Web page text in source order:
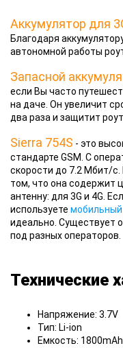
Аккумулятор для
Благодаря
автономной работы
Запасной
если Вы часто
на даче. Он увеличит
два раза и защитит
Sierra 754S - это
стандарте GSM. С
скорости до 7.2 Мбит/
том, что она содержит
антенну: для 3G и 4G.
используете мобильный
идеально. Существует
под разных операторов.
Технические
Напряжение: 3.7V
Тип: Li-ion
Емкость: 1800mAh